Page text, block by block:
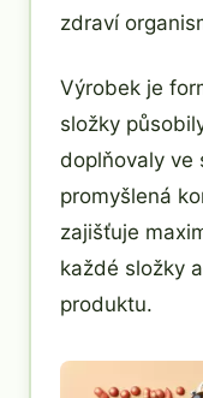
zdraví
Výrobek je
složky
doplňovaly ve
promyšlená
zajišťuje
každé složky
produktu.